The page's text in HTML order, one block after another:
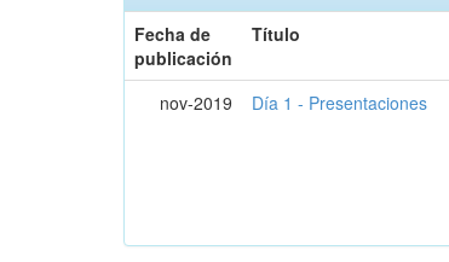
Fecha de
publicación
Título
nov-2019 Día 1 - Presentaciones